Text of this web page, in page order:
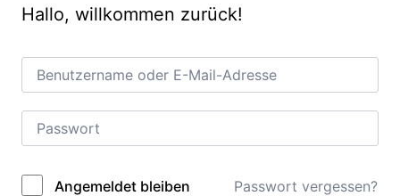
Hallo, willkommen zurück!
Alternative:
Angemeldet bleiben Passwort vergessen?